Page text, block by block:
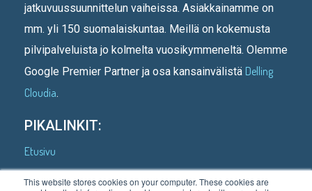
This website stores cookies on your computer. These cookies are
jatkuvuussuunnittelun vaiheissa. Asiakkainamme on
mm. yli 150 suomalaiskuntaa. Meillä on kokemusta
pilvipalveluista jo kolmelta vuosikymmeneltä. Olemme
Google Premier Partner ja osa kansainvälistä Delling
Cloudia.
PIKALINKIT:
Etusivu
Kenelle teemme